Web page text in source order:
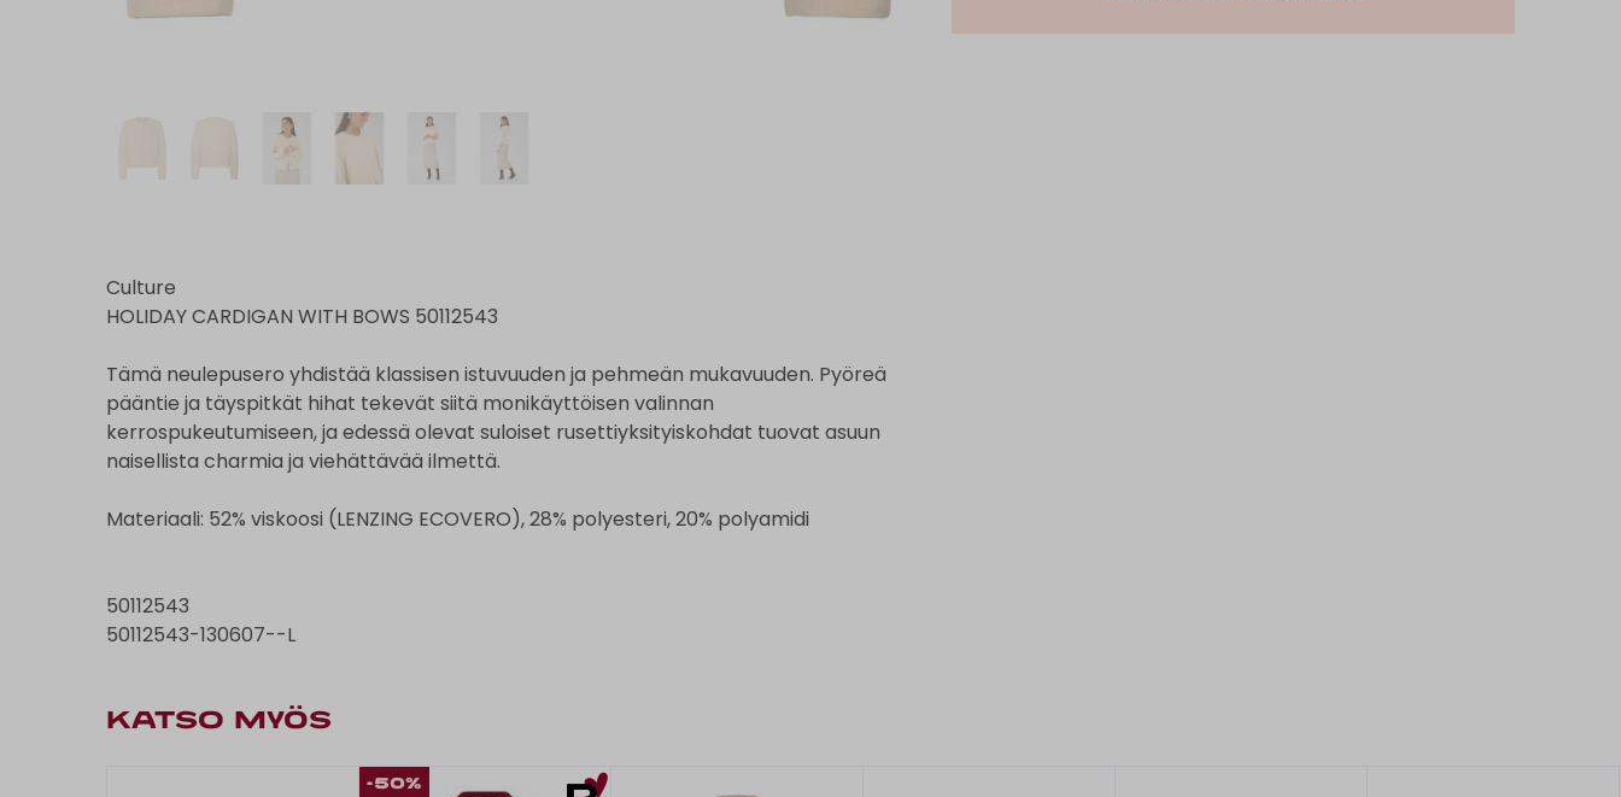
Culture
HOLIDAY CARDIGAN WITH BOWS 50112543
Tämä neulepusero yhdistää klassisen istuvuuden ja pehmeän mukavuuden. Pyöreä
pääntie ja täyspitkät hihat tekevät siitä monikäyttöisen valinnan
kerrospukeutumiseen, ja edessä olevat suloiset rusettiyksityiskohdat tuovat asuun
naisellista charmia ja viehättävää ilmettä.
Materiaali: 52% viskoosi (LENZING ECOVERO), 28% polyesteri, 20% polyamidi
50112543
50112543-130607--L
KATSO MYÖS
-50%